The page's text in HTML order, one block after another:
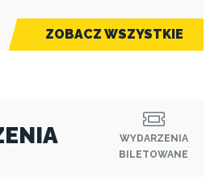
ZOBACZ WSZYSTKIE
WYDARZENIA
BILETOWANE